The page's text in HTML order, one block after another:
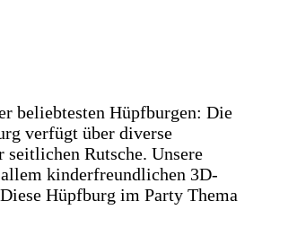
beliebtesten Hüpfburgen: Die
verfügt über diverse
seitlichen Rutsche. Unsere
kinderfreundlichen 3D-
Hüpfburg im Party Thema